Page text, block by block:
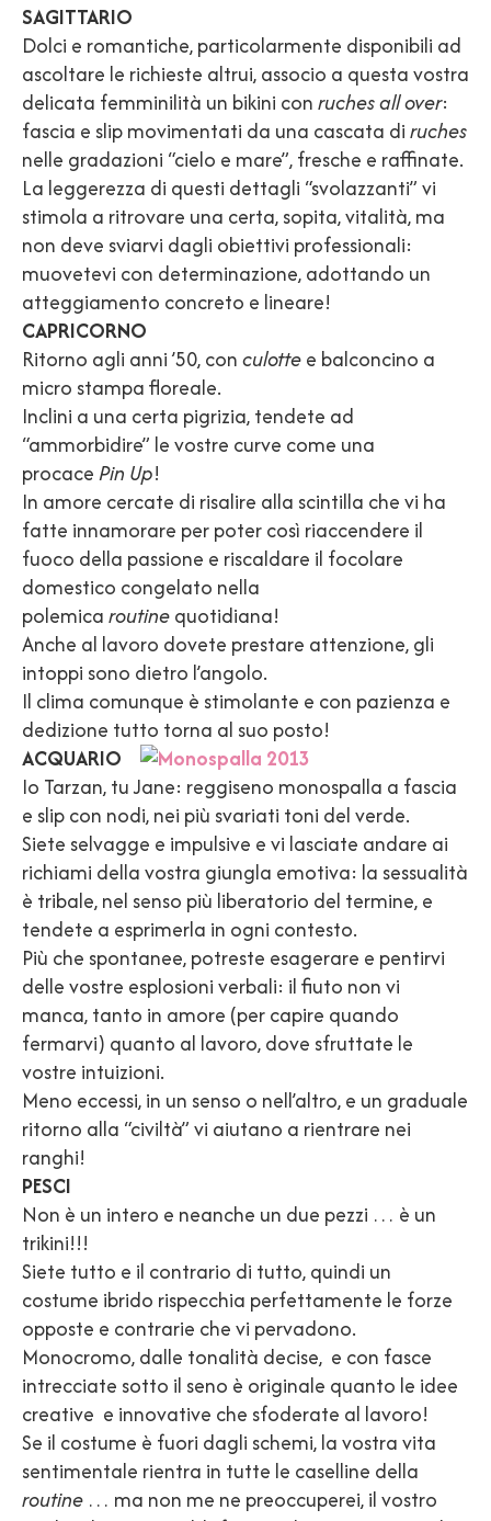
SAGITTARIO
Dolci e romantiche, particolarmente disponibili ad
ascoltare le richieste altrui, associo a questa vostra
delicata femminilità un bikini conruches all over:
fascia e slip movimentati da una cascata diruches
nelle gradazioni “cielo e mare”, fresche e raffinate.
La leggerezza di questi dettagli “svolazzanti” vi
stimola a ritrovare una certa, sopita, vitalità, ma
non deve sviarvi dagli obiettivi professionali:
muovetevi con determinazione, adottando un
atteggiamento concreto e lineare!
CAPRICORNO
Ritorno agli anni ’50, conculottee balconcino a
micro stampa floreale.
Inclini a una certa pigrizia, tendete ad
“ammorbidire” le vostre curve come una
procacePin Up!
In amore cercate di risalire alla scintilla che vi ha
fatte innamorare per poter così riaccendere il
fuoco della passione e riscaldare il focolare
domestico congelato nella
polemicaroutinequotidiana!
Anche al lavoro dovete prestare attenzione, gli
intoppi sono dietro l’angolo.
Il clima comunque è stimolante e con pazienza e
dedizione tutto torna al suo posto!
ACQUARIO
Io Tarzan, tu Jane: reggiseno monospalla a fascia
e slip con nodi, nei più svariati toni del verde.
Siete selvagge e impulsive e vi lasciate andare ai
richiami della vostra giungla emotiva: la sessualità
è tribale, nel senso più liberatorio del termine, e
tendete a esprimerla in ogni contesto.
Più che spontanee, potreste esagerare e pentirvi
delle vostre esplosioni verbali: il fiuto non vi
manca, tanto in amore (per capire quando
fermarvi) quanto al lavoro, dove sfruttate le
vostre intuizioni.
Meno eccessi, in un senso o nell’altro, e un graduale
ritorno alla “civiltà” vi aiutano a rientrare nei
ranghi!
PESCI
Non è un intero e neanche un due pezzi … è un
trikini!!!
Siete tutto e il contrario di tutto, quindi un
costume ibrido rispecchia perfettamente le forze
opposte e contrarie che vi pervadono.
Monocromo, dalle tonalità decise, e con fasce
intrecciate sotto il seno è originale quanto le idee
creative e innovative che sfoderate al lavoro!
Se il costume è fuori dagli schemi, la vostra vita
sentimentale rientra in tutte le caselline della
routine … ma non me ne preoccuperei, il vostro